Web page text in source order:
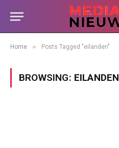
Home » Posts Tagged "eilanden"
BROWSING: EILANDEN